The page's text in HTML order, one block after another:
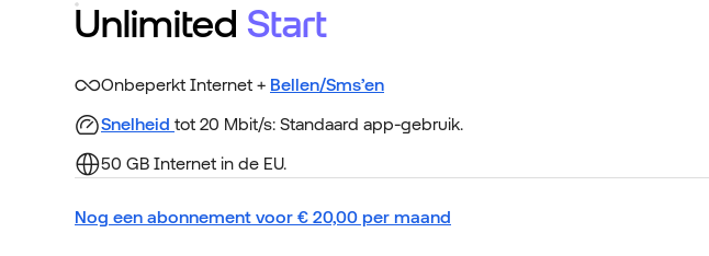
Unlimited Start
Onbeperkt Internet + Bellen/Sms’en
Snelheid tot 20 Mbit/s: Standaard app-gebruik.
50 GB Internet in de EU.
Nog een abonnement voor € 20,00 per maand